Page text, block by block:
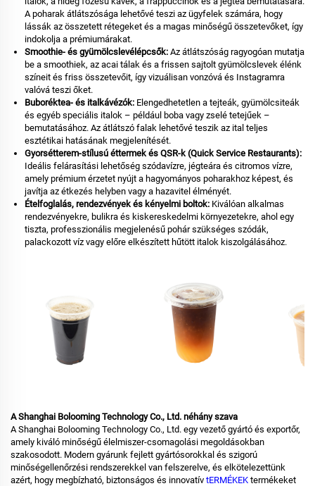
A poharak átlátszósága lehetővé teszi az ügyfelek számára, hogy
lássák az összetett rétegeket és a magas minőségű összetevőket, így
indokolja a prémiumárakat.
Smoothie- és gyümölcslevélépcsők: Az átlátszóság ragyogóan mutatja
be a smoothiek, az acai tálak és a frissen sajtolt gyümölcslevek élénk
színeit és friss összetevőit, így vizuálisan vonzóvá és Instagramra
valóvá teszi őket.
Buboréktea- és italkávézók: Elengedhetetlen a tejteák, gyümölcsiteák
és egyéb speciális italok – például boba vagy zselé tetejűek –
bemutatásához. Az átlátszó falak lehetővé teszik az ital teljes
esztétikai hatásának megjelenítését.
Gyorsétterem-stílusú éttermek és QSR-k (Quick Service Restaurants):
Ideális felárasítási lehetőség szódavízre, jégteára és citromos vízre,
amely prémium érzetet nyújt a hagyományos poharakhoz képest, és
javítja az étkezés helyben vagy a hazavitel élményét.
Ételfoglalás, rendezvények és kényelmi boltok: Kiválóan alkalmas
rendezvényekre, bulikra és kiskereskedelmi környezetekre, ahol egy
tiszta, professzionális megjelenésű pohár szükséges szódák,
palackozott víz vagy előre elkészített hűtött italok kiszolgálásához.
A Shanghai Bolooming Technology Co., Ltd. néhány szava
A Shanghai Bolooming Technology Co., Ltd. egy vezető gyártó és exportőr,
amely kiváló minőségű élelmiszer-csomagolási megoldásokban
szakosodott. Modern gyárunk fejlett gyártósorokkal és szigorú
minőségellenőrzési rendszerekkel van felszerelve, és elkötelezettünk
azért, hogy megbízható, biztonságos és innovatív tERMÉKEK termékeket